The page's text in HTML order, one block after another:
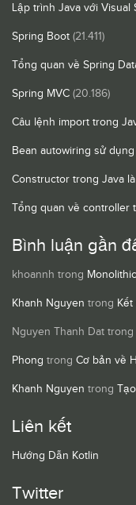
Lập trình Java với Visual
Spring Boot (21.411)
Tổng quan về Spring
Spring MVC (20.186)
Câu lệnh import trong
Bean autowiring sử
Constructor trong Java
Tổng quan về controller
Bình luận gần
khoannh trong
Khanh Nguyen trong
Nguyen Thanh Dat trong
Phong trong Cơ bản về
Khanh Nguyen trong
Liên kết
Hướng Dẫn Kotlin
Twitter